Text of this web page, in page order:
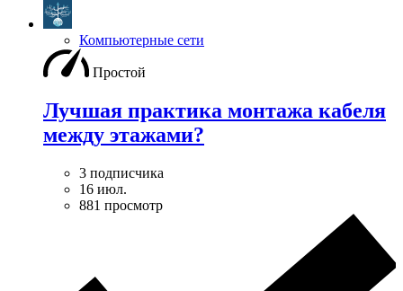
Компьютерные сети
Простой
Лучшая практика монтажа кабеля
между этажами?
3 подписчика
16 июл.
881 просмотр